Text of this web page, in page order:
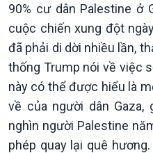
Trước giờ mở cửa
Dòng chảy Kinh tế
Sức sống hàng Việt
Khởi nghiệp
Tuyên chiến với gian lận
thương mại
90% cư dân Palestine ở
cuộc chiến xung đột
đã phải di dời nhiều lần,
thống Trump nói về việc
này có thể được hiểu là
về của người dân Gaza,
nghìn người Palestine
phép quay lại quê